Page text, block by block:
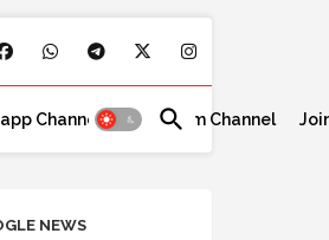
Channel Telegram Channel
NEWS